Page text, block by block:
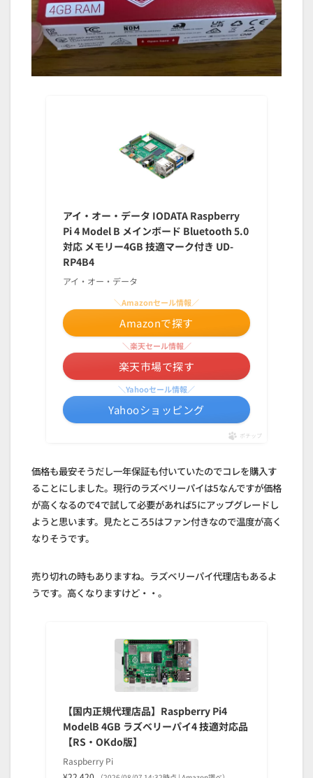
アイ・オー・データ IODATA Raspberry
Pi 4 Model B メインボード Bluetooth 5.0
対応 メモリー4GB 技適マーク付き UD-
RP4B4
アイ・オー・データ
＼Amazonセール情報／
Amazonで探す
＼楽天セール情報／
楽天市場で探す
＼Yahooセール情報／
Yahooショッピング
ポチップ
価格も最安そうだし一年保証も付いていたのでコレを購入す
ることにしました。現行のラズベリーパイは5なんですが価格
が高くなるので4で試して必要があれば5にアップグレードし
ようと思います。見たところ5はファン付きなので温度が高く
なりそうです。
売り切れの時もありますね。ラズベリーパイ代理店もあるよ
うです。高くなりますけど・・。
【国内正規代理店品】Raspberry Pi4
ModelB 4GB ラズベリーパイ4 技適対応品
【RS・OKdo版】
Raspberry Pi